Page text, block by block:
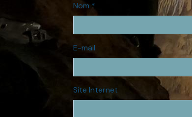
Nom
E-mail
Site Internet